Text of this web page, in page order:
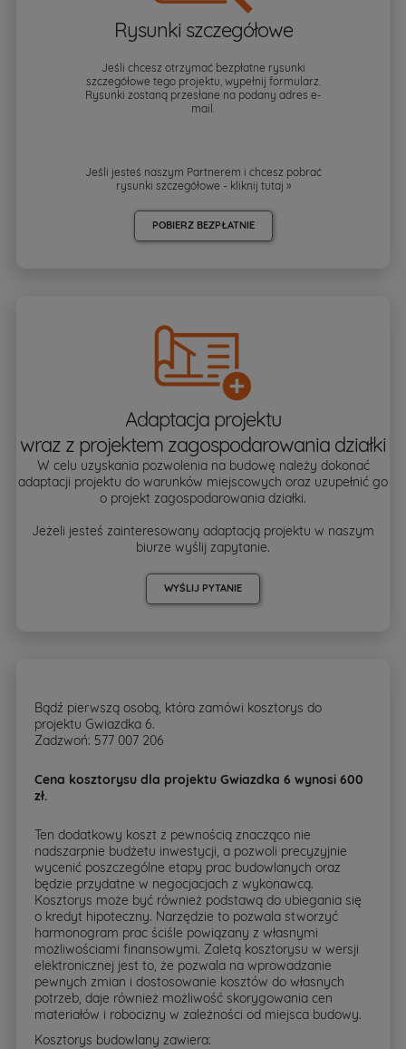
Rysunki szczegółowe
Jeśli chcesz otrzymać bezpłatne rysunki
szczegółowe tego projektu, wypełnij formularz.
Rysunki zostaną przesłane na podany adres e-
mail.
Jeśli jesteś naszym Partnerem i chcesz pobrać
rysunki szczegółowe - kliknij tutaj »
POBIERZ BEZPŁATNIE
Adaptacja projektu
wraz z projektem zagospodarowania działki
W celu uzyskania pozwolenia na budowę należy dokonać
adaptacji projektu do warunków miejscowych oraz uzupełnić go
o projekt zagospodarowania działki.
Jeżeli jesteś zainteresowany adaptacją projektu w naszym
biurze wyślij zapytanie.
WYŚLIJ PYTANIE
Bądź pierwszą osobą, która zamówi kosztorys do
projektu Gwiazdka 6.
Zadzwoń: 577 007 206
Cena kosztorysu dla projektu Gwiazdka 6 wynosi 600
zł.
Ten dodatkowy koszt z pewnością znacząco nie
nadszarpnie budżetu inwestycji, a pozwoli precyzyjnie
wycenić poszczególne etapy prac budowlanych oraz
będzie przydatne w negocjacjach z wykonawcą.
Kosztorys może być również podstawą do ubiegania się
o kredyt hipoteczny. Narzędzie to pozwala stworzyć
harmonogram prac ściśle powiązany z własnymi
możliwościami finansowymi. Zaletą kosztorysu w wersji
elektronicznej jest to, że pozwala na wprowadzanie
pewnych zmian i dostosowanie kosztów do własnych
potrzeb, daje również możliwość skorygowania cen
materiałów i robocizny w zależności od miejsca budowy.
Kosztorys budowlany zawiera: